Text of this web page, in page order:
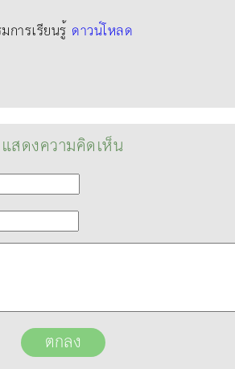
การเรียนรู้ ดาวน์โหลด
แสดงความคิดเห็น